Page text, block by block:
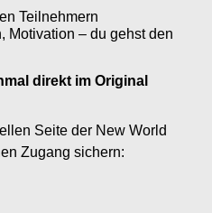
Teilnehmern
Motivation – du gehst den
direkt im Original
Seite der New World
Zugang sichern: